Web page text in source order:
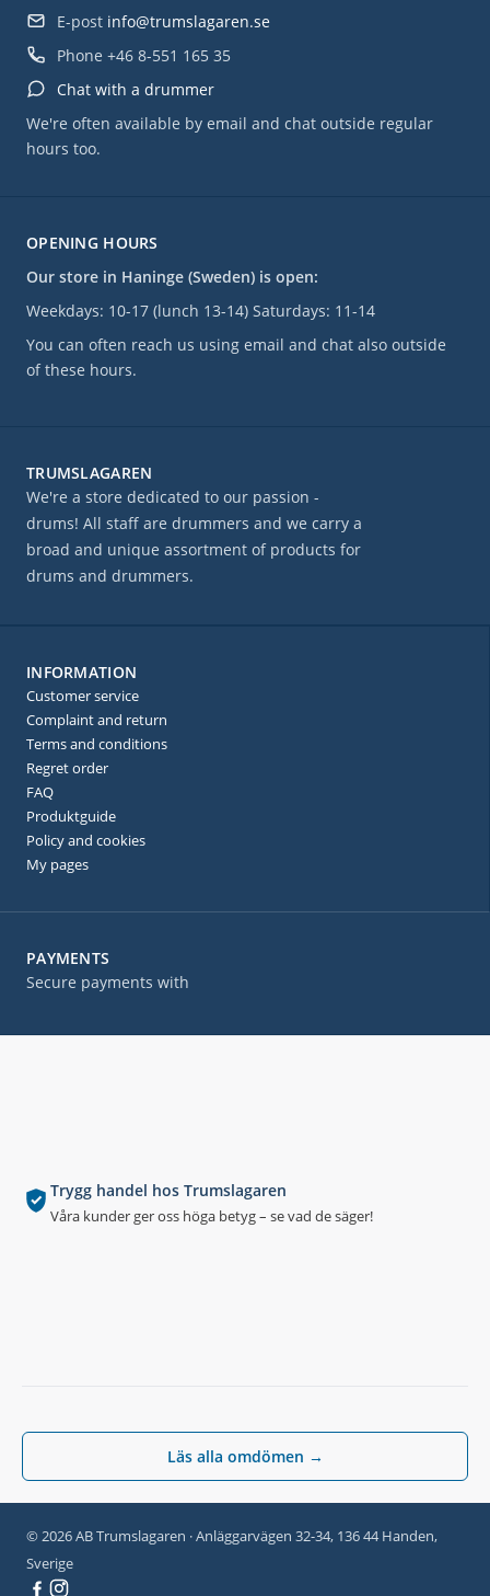
© 2026 AB Trumslagaren · Anläggarvägen 32-34, 136 44 Handen,
Sverige
Trygg handel hos Trumslagaren
Våra kunder ger oss höga betyg – se vad de säger!
Läs alla omdömen →
OPENING HOURS
Our store in Haninge (Sweden) is open:
Weekdays: 10-17 (lunch 13-14) Saturdays: 11-14
You can often reach us using email and chat also outside
of these hours.
PAYMENTS
Secure payments with
E-post info@trumslagaren.se
Phone +46 8-551 165 35
Chat with a drummer
We're often available by email and chat outside regular
hours too.
TRUMSLAGAREN
We're a store dedicated to our passion -
drums! All staff are drummers and we carry a
broad and unique assortment of products for
drums and drummers.
INFORMATION
Customer service
Complaint and return
Terms and conditions
Regret order
FAQ
Produktguide
Policy and cookies
My pages